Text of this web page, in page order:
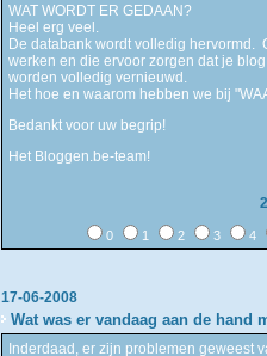
WAT WORDT ER GEDAAN?
Heel erg veel.
De databank wordt volledig hervormd.
werken en die ervoor zorgen dat je
worden volledig vernieuwd.
Het hoe en waarom hebben we bij
Bedankt voor uw begrip!
Het Bloggen.be-team!
0 1 2 3 4
17-06-2008
Wat was er vandaag aan de hand
Inderdaad, er zijn problemen geweest